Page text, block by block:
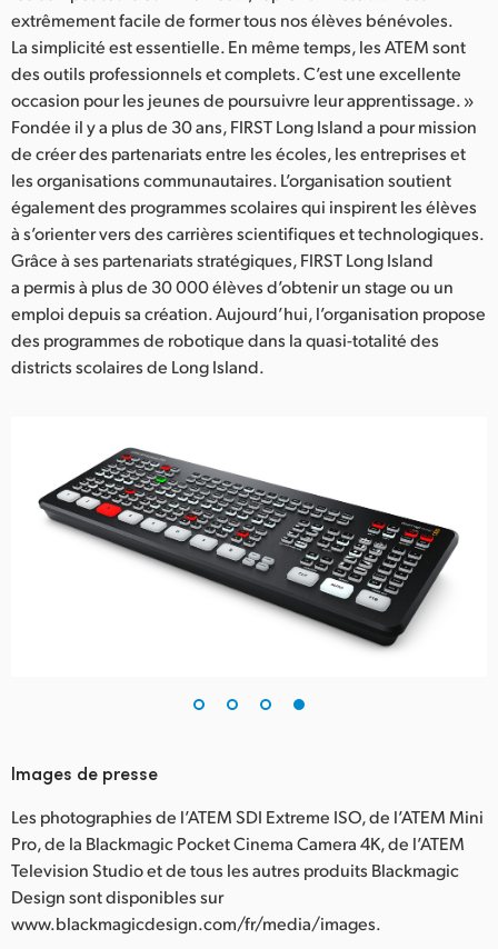
extrêmement facile de former tous nos élèves bénévoles.
La simplicité est essentielle. En même temps, les ATEM sont
des outils professionnels et complets. C’est une excellente
occasion pour les jeunes de poursuivre leur apprentissage. »
Fondée il y a plus de 30 ans, FIRST Long Island a pour mission
de créer des partenariats entre les écoles, les entreprises et
les organisations communautaires. L’organisation soutient
également des programmes scolaires qui inspirent les élèves
à s’orienter vers des carrières scientifiques et technologiques.
Grâce à ses partenariats stratégiques, FIRST Long Island
a permis à plus de 30 000 élèves d’obtenir un stage ou un
emploi depuis sa création. Aujourd’hui, l’organisation propose
des programmes de robotique dans la quasi-totalité des
districts scolaires de Long Island.
Images de presse
Les photographies de l’ATEM SDI Extreme ISO, de l’ATEM Mini
Pro, de la Blackmagic Pocket Cinema Camera 4K, de l’ATEM
Television Studio et de tous les autres produits Blackmagic
Design sont disponibles sur
www.blackmagicdesign.com/fr/media/images.